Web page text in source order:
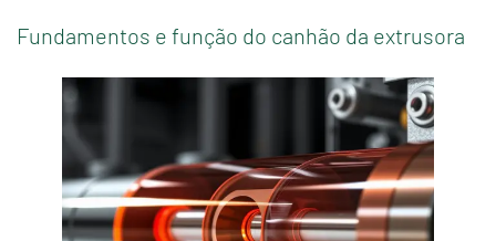
Fundamentos e função do canhão da extrusora